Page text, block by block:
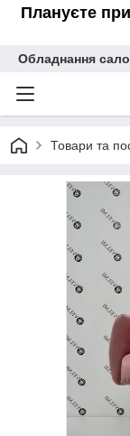
Плануєте
Обладнання
Товари та